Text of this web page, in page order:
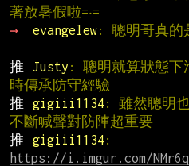
著放暑假啦=‧=
→
evangelew: 聰明哥真的
推
Justy : 聰明就算狀態下
時傳承防守經驗
推
gigiii1134: 雖然聰明也
不斷喊聲對防陣超重要
推
gigiii1134
https://i.imgur.com/